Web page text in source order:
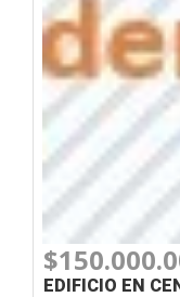
EDIFICIO EN